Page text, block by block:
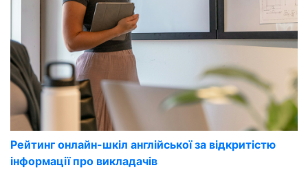
Рейтинг онлайн-шкіл англійської за відкритістю
інформації про викладачів